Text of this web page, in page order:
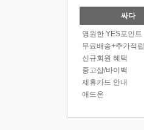
싸다
영원한 YES포인트
무료배송+추가적립
신규회원 혜택
중고샵/바이백
제휴카드 안내
애드온